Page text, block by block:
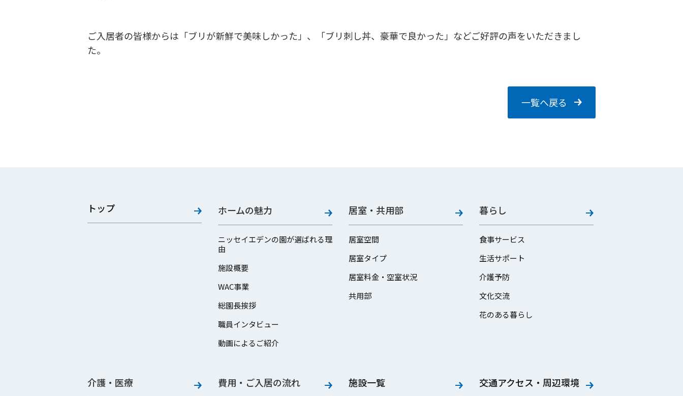
ご入居者の皆様からは「ブリが新鮮で美味しかった」、「ブリ刺し丼、豪華で良かった」などご好評の声をいただきまし
た。
一覧へ戻る
トップ ホームの魅力
ニッセイエデンの園が選ばれる理
由
施設概要
WAC事業
総園長挨拶
職員インタビュー
動画によるご紹介
居室・共用部
居室空間
居室タイプ
居室料金・空室状況
共用部
暮らし
食事サービス
生活サポート
介護予防
文化交流
花のある暮らし
介護・医療 費用・ご入居の流れ 施設一覧 交通アクセス・周辺環境